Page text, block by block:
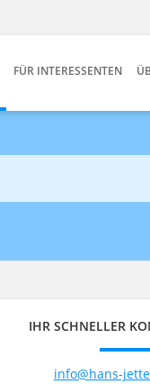
FÜR INTERESSENTEN
IHR SCHNELLER
info@hans-